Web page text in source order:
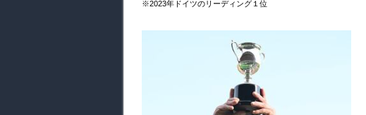
※2023年ドイツのリーディング１位